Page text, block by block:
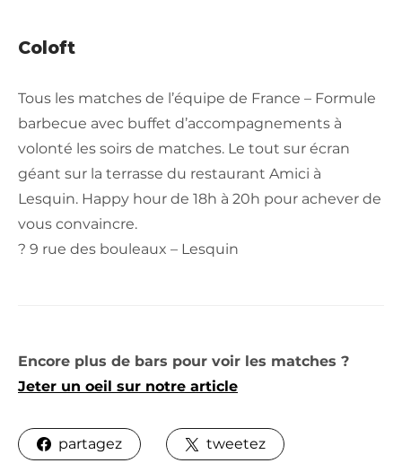
Coloft
Tous les matches de l’équipe de France – Formule
barbecue avec buffet d’accompagnements à
volonté les soirs de matches. Le tout sur écran
géant sur la terrasse du restaurant Amici à
Lesquin. Happy hour de 18h à 20h pour achever de
vous convaincre.
? 9 rue des bouleaux – Lesquin
Encore plus de bars pour voir les matches ?
Jeter un oeil sur notre article
partagez tweetez